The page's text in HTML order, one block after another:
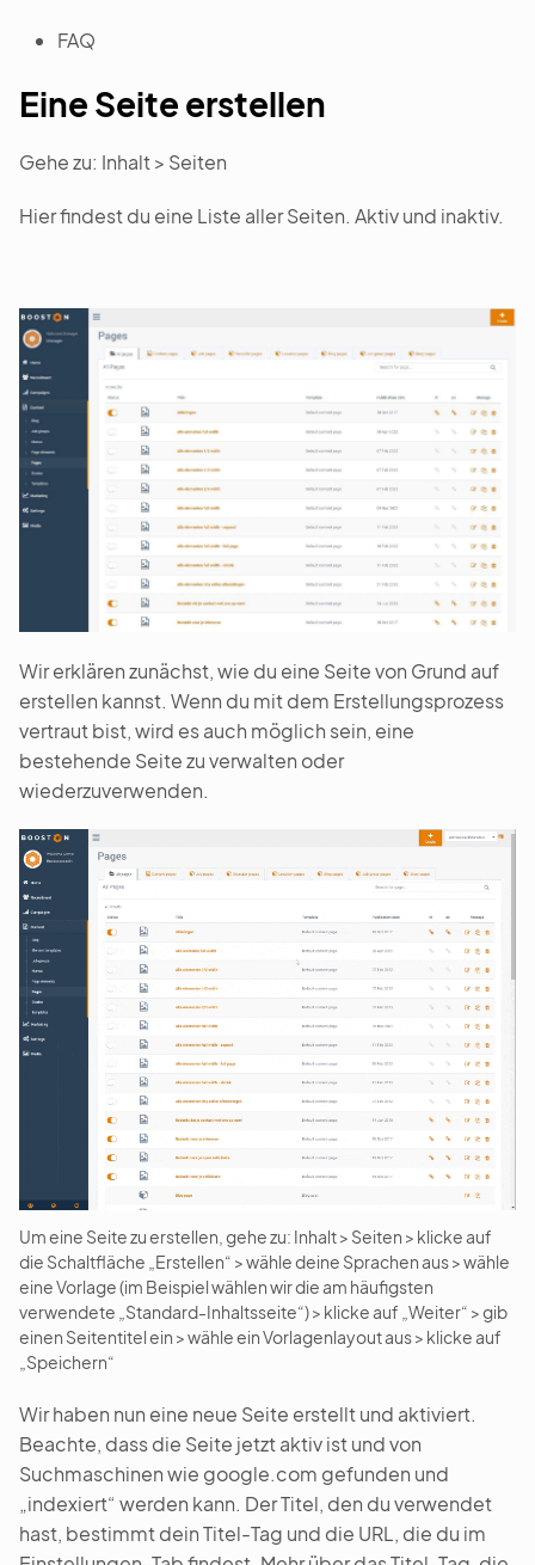
FAQ
Eine Seite erstellen
Gehe zu: Inhalt > Seiten
Hier findest du eine Liste aller Seiten. Aktiv und inaktiv.
Wir erklären zunächst, wie du eine Seite von Grund auf
erstellen kannst. Wenn du mit dem Erstellungsprozess
vertraut bist, wird es auch möglich sein, eine
bestehende Seite zu verwalten oder
wiederzuverwenden.
Um eine Seite zu erstellen, gehe zu: Inhalt > Seiten > klicke auf
die Schaltfläche „Erstellen“ > wähle deine Sprachen aus > wähle
eine Vorlage (im Beispiel wählen wir die am häufigsten
verwendete „Standard-Inhaltsseite“) > klicke auf „Weiter“ > gib
einen Seitentitel ein > wähle ein Vorlagenlayout aus > klicke auf
„Speichern“
Wir haben nun eine neue Seite erstellt und aktiviert.
Beachte, dass die Seite jetzt aktiv ist und von
Suchmaschinen wie google.com gefunden und
„indexiert“ werden kann. Der Titel, den du verwendet
hast, bestimmt dein Titel-Tag und die URL, die du im